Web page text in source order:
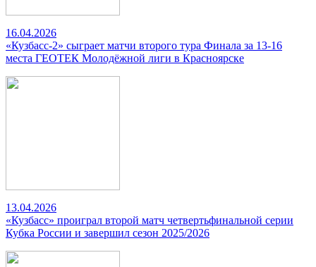
16.04.2026
«Кузбасс-2» сыграет матчи второго тура Финала за 13-16
места ГЕОТЕК Молодёжной лиги в Красноярске
13.04.2026
«Кузбасс» проиграл второй матч четвертьфинальной серии
Кубка России и завершил сезон 2025/2026